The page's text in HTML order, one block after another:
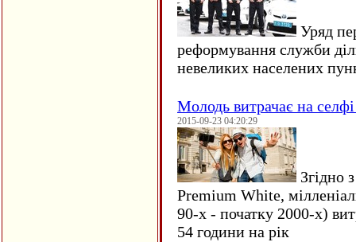
Уряд
реформування служби
невеликих населених
Молодь витрачає на
2015-09-23 04:20:29
Згідно
Premium White,
90-х - початку 2000-х)
54 години на рік